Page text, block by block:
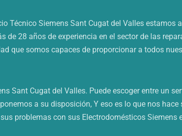
Técnico Siemens Sant Cugat del Valles
28 años de experiencia en el sector de las
que somos capaces de proporcionar a todos
Sant Cugat del Valles. Puede escoger entre un
a su disposición, Y eso es lo que nos
problemas con sus Electrodomésticos Siemens